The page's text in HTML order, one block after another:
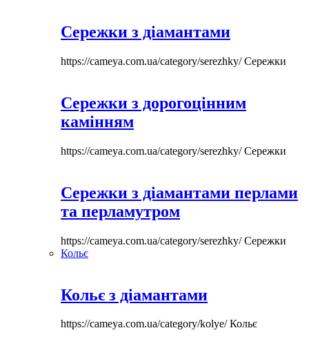
Сережки з діамантами
https://cameya.com.ua/category/serezhky/Сережки
Сережки з дорогоцінним
камінням
https://cameya.com.ua/category/serezhky/Сережки
Сережки з діамантами перлами
та перламутром
https://cameya.com.ua/category/serezhky/Сережки
Кольє
Кольє з діамантами
https://cameya.com.ua/category/kolye/Кольє